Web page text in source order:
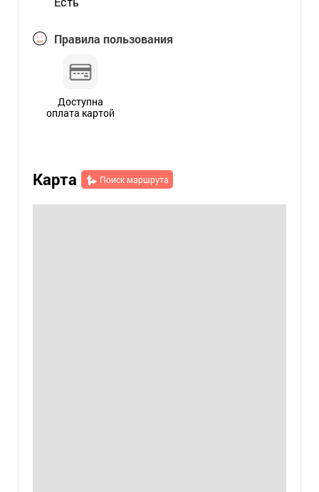
Правила пользования
Доступна
оплата картой
Карта Поиск маршрута